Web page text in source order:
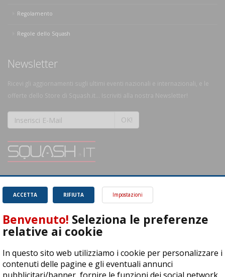
Regolamento
Regole dello Squash
Newsletter
Ricevi gli aggiornamenti sugli ultimi eventi nazionali e internazionali, e le
offerte dello Store di Squash.it... Iscriviti alla nostra Newsletter!
OK!
magnifico sport.
Leggi
RIFIUTA
ACCETTA Impostazioni
Benvenuto! Seleziona le preferenze
relative ai cookie
In questo sito web utilizziamo i cookie per personalizzare i
contenuti delle pagine e gli eventuali annunci
ASD Let's Sport - Via T. Olivelli 3, 25014 Castenedolo (BS) - P. Iva:
04278030988